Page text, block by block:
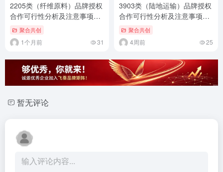
2205类（纤维原料）品牌授权
合作可行性分析及注意事项
（通用标准版）
聚合共创
1个月前 31
3903类（陆地运输）品牌授权
合作可行性分析及注意事项
（通用标准版）
聚合共创
4周前 25
暂无评论